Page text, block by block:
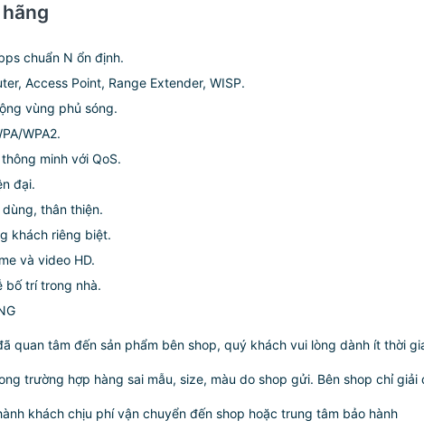
chuẩn N ổn định.
Access Point, Range Extender, WISP.
vùng phủ sóng.
WPA2.
minh với QoS.
đại.
thân thiện.
khách riêng biệt.
và video HD.
bố trí trong nhà.
quan tâm đến sản phẩm bên shop, quý khách vui lòng dành ít thời
trường hợp hàng sai mẫu, size, màu do shop gửi. Bên shop chỉ
khách chịu phí vận chuyển đến shop hoặc trung tâm bảo hành